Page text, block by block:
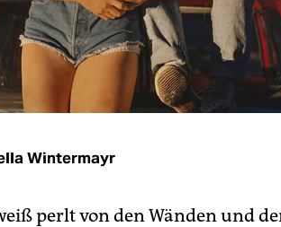
Wintermayr
perlt von den Wänden und